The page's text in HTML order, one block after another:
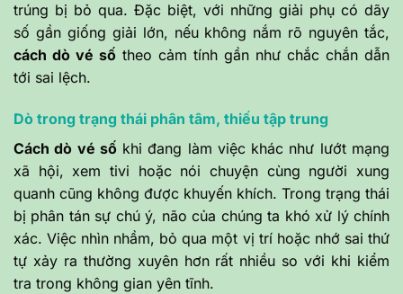
trúng bị bỏ qua. Đặc biệt, với những giải phụ có dãy
số gần giống giải lớn, nếu không nắm rõ nguyên tắc,
cách dò vé số theo cảm tính gần như chắc chắn dẫn
tới sai lệch.
Dò trong trạng thái phân tâm, thiếu tập trung
Cách dò vé sốkhi đang làm việc khác như lướt mạng
xã hội, xem tivi hoặc nói chuyện cùng người xung
quanh cũng không được khuyến khích. Trong trạng thái
bị phân tán sự chú ý, não của chúng ta khó xử lý chính
xác. Việc nhìn nhầm, bỏ qua một vị trí hoặc nhớ sai thứ
tự xảy ra thường xuyên hơn rất nhiều so với khi kiểm
tra trong không gian yên tĩnh.